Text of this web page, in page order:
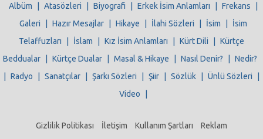
Albüm Atasözleri Biyografi Erkek İsim Anlamları Frekans
Galeri
Hazır Mesajlar Hikaye İlahi Sözleri İsim
İsim
Telaffuzları
İslam Kız İsim Anlamları Kürt Dili
Kürtçe
Beddualar
Kürtçe Dualar Masal & Hikaye Nasıl Denir?
Nedir?
Radyo Sanatçılar Şarkı Sözleri Şiir Sözlük Ünlü Sözleri
Video
Gizlilik Politikası İletişim Kullanım Şartları Reklam